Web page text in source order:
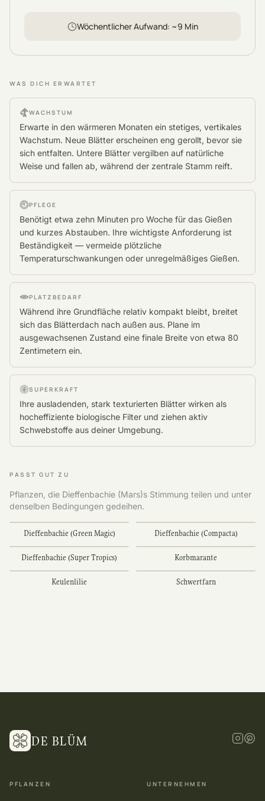
Wöchentlicher Aufwand: ~9 Min
WAS DICH ERWARTET
WACHSTUM
Erwarte in den wärmeren Monaten ein stetiges, vertikales
Wachstum. Neue Blätter erscheinen eng gerollt, bevor sie
sich entfalten. Untere Blätter vergilben auf natürliche
Weise und fallen ab, während der zentrale Stamm reift.
PFLEGE
Benötigt etwa zehn Minuten pro Woche für das Gießen
und kurzes Abstauben. Ihre wichtigste Anforderung ist
Beständigkeit — vermeide plötzliche
Temperaturschwankungen oder unregelmäßiges Gießen.
PLATZBEDARF
Während ihre Grundfläche relativ kompakt bleibt, breitet
sich das Blätterdach nach außen aus. Plane im
ausgewachsenen Zustand eine finale Breite von etwa 80
Zentimetern ein.
SUPERKRAFT
Ihre ausladenden, stark texturierten Blätter wirken als
hocheffiziente biologische Filter und ziehen aktiv
Schwebstoffe aus deiner Umgebung.
PASST GUT ZU
Pflanzen, die Dieffenbachie (Mars)s Stimmung teilen und unter
denselben Bedingungen gedeihen.
Dieffenbachie (Green Magic) Dieffenbachie (Compacta)
Dieffenbachie (Super Tropics) Korbmarante
Keulenlilie Schwertfarn
DE BLÜM
PFLANZEN UNTERNEHMEN